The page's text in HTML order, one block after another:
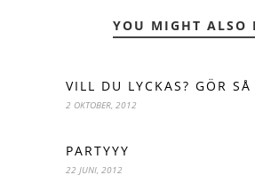
YOU MIGHT ALSO
VILL DU LYCKAS? GÖR SÅ
2 OKTOBER, 2012
PARTYYY
22 JUNI, 2012